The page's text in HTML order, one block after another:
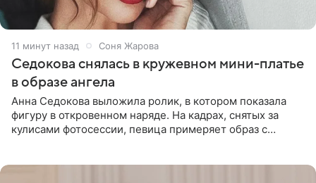
11 минут назад Соня Жарова
Седокова снялась в кружевном мини-платье
в образе ангела
Анна Седокова выложила ролик, в котором показала
фигуру в откровенном наряде. На кадрах, снятых за
кулисами фотосессии, певица примеряет образ с